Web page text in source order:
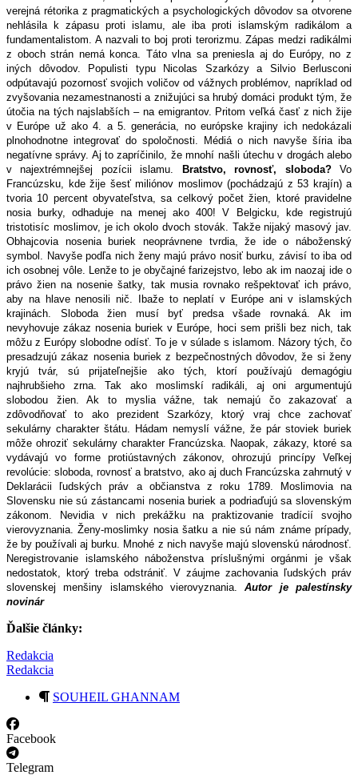
verejná rétorika z pragmatických a psychologických dôvodov sa otvorene
nehlásila k zápasu proti islamu, ale iba proti islamským radikálom a
fundamentalistom. A nazvali to boj proti terorizmu. Zápas medzi radikálmi
z oboch strán nemá konca. Táto vlna sa preniesla aj do Európy, no z
iných dôvodov. Populisti typu Nicolas Szarkózy a Silvio Berlusconi
odpútavajú pozornosť svojich voličov od vážnych problémov, napríklad od
zvyšovania nezamestnanosti a znižujúci sa hrubý domáci produkt tým, že
útočia na tých najslabších – na emigrantov. Pritom veľká časť z nich žije
v Európe už ako 4. a 5. generácia, no európske krajiny ich nedokázali
plnohodnotne integrovať do spoločnosti. Médiá o nich navyše šíria iba
negatívne správy. Aj to zapríčinilo, že mnohí našli útechu v drogách alebo
v najextrémnejšej pozícii islamu.
Bratstvo, rovnosť, sloboda?Vo
Francúzsku, kde žije šesť miliónov moslimov (pochádzajú z 53 krajín) a
tvoria 10 percent obyvateľstva, sa celkový počet žien, ktoré pravidelne
nosia burky, odhaduje na menej ako 400! V Belgicku, kde registrujú
tristotisíc moslimov, je ich okolo dvoch stovák. Takže nijaký masový jav.
Obhajcovia nosenia buriek neoprávnene tvrdia, že ide o náboženský
symbol. Navyše podľa nich ženy majú právo nosiť burku, závisí to iba od
ich osobnej vôle. Lenže to je obyčajné farizejstvo, lebo ak im naozaj ide o
právo žien na nosenie šatky, tak musia rovnako rešpektovať ich právo,
aby na hlave nenosili nič. Ibaže to neplatí v Európe ani v islamských
krajinách. Sloboda žien musí byť predsa všade rovnaká. Ak im
nevyhovuje zákaz nosenia buriek v Európe, hoci sem prišli bez nich, tak
môžu z Európy slobodne odísť. To je v súlade s islamom. Názory tých, čo
presadzujú zákaz nosenia buriek z bezpečnostných dôvodov, že si ženy
kryjú tvár, sú prijateľnejšie ako tých, ktorí používajú demagógiu
najhrubšieho zrna. Tak ako moslimskí radikáli, aj oni argumentujú
slobodou žien. Ak to myslia vážne, tak nemajú čo zakazovať a
zdôvodňovať to ako prezident Szarkózy, ktorý vraj chce zachovať
sekulárny charakter štátu. Hádam nemyslí vážne, že pár stoviek buriek
môže ohroziť sekulárny charakter Francúzska. Naopak, zákazy, ktoré sa
vydávajú vo forme protiústavných zákonov, ohrozujú princípy Veľkej
revolúcie: sloboda, rovnosť a bratstvo, ako aj duch Francúzska zahrnutý v
Deklarácii ľudských práv a občianstva z roku 1789. Moslimovia na
Slovensku nie sú zástancami nosenia buriek a podriaďujú sa slovenským
zákonom. Nevidia v nich prekážku na praktizovanie tradícií svojho
vierovyznania. Ženy-moslimky nosia šatku a nie sú nám známe prípady,
že by používali aj burku. Mnohé z nich navyše majú slovenskú národnosť.
Neregistrovanie islamského náboženstva príslušnými orgánmi je však
nedostatok, ktorý treba odstrániť. V záujme zachovania ľudských práv
slovenskej menšiny islamského vierovyznania.Autor je palestínsky
novinár
Ďalšie články:
Redakcia
Redakcia
SOUHEIL GHANNAM
Facebook
Telegram